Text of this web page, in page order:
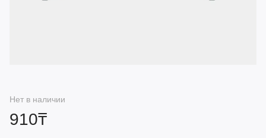
Нет в наличии
910₸